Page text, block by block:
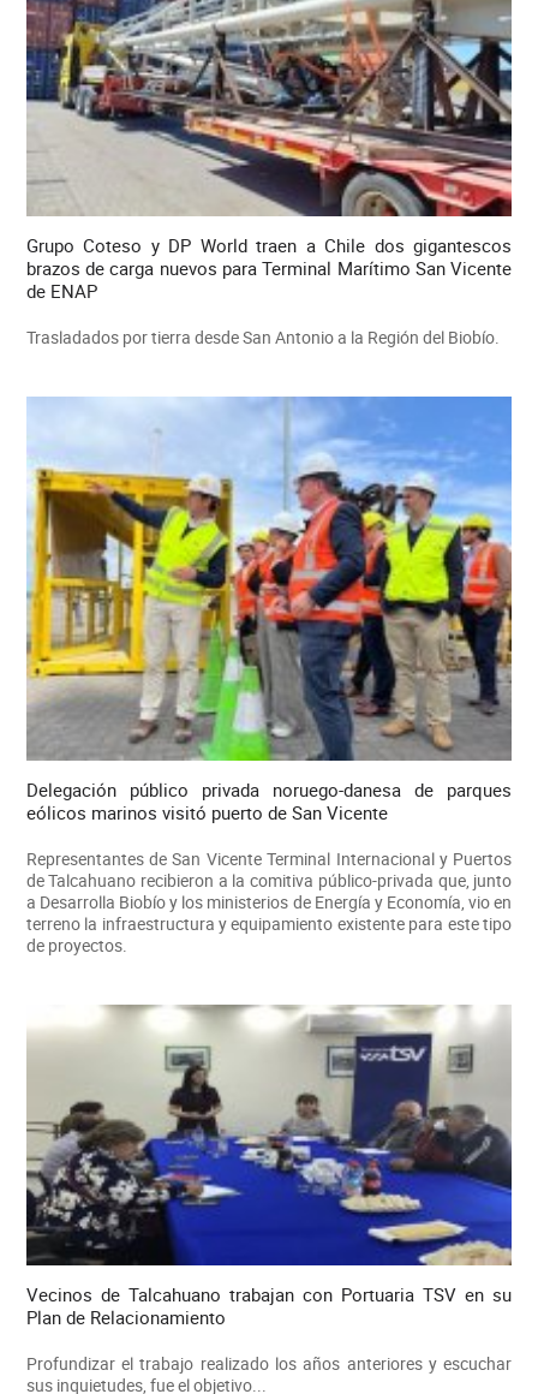
Grupo Coteso y DP World traen a Chile dos gigantescos
brazos de carga nuevos para Terminal Marítimo San Vicente
de ENAP
Trasladados por tierra desde San Antonio a la Región del Biobío.
Delegación público privada noruego-danesa de parques
eólicos marinos visitó puerto de San Vicente
Representantes de San Vicente Terminal Internacional y Puertos
de Talcahuano recibieron a la comitiva público-privada que, junto
a Desarrolla Biobío y los ministerios de Energía y Economía, vio en
terreno la infraestructura y equipamiento existente para este tipo
de proyectos.
Vecinos de Talcahuano trabajan con Portuaria TSV en su
Plan de Relacionamiento
Profundizar el trabajo realizado los años anteriores y escuchar
sus inquietudes, fue el objetivo...